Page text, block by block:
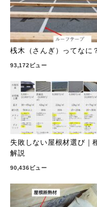
桟木（さんぎ）ってな
93,172ビュー
失敗しない屋根材選び｜
解説
90,436ビュー